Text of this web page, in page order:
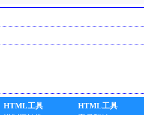
HTML工具
HTML工具